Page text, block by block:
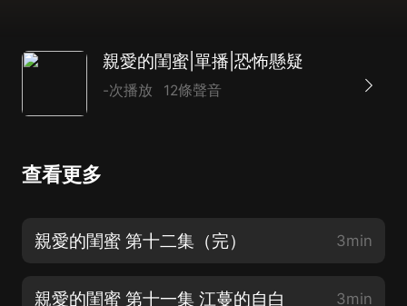
親愛的閨蜜|單播|恐怖懸疑
-次播放 12條聲音
查看更多
親愛的閨蜜 第十二集（完） 3min
親愛的閨蜜 第十一集 江蔓的自白 3min